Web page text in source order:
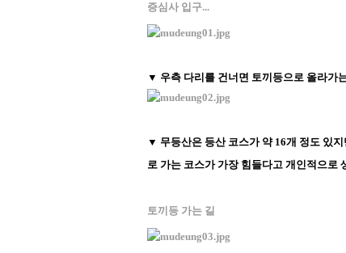
증심사 입구...
▼ 우측 다리를 건너면 토끼등으로 올라가
▼ 무등산은 등산 코스가 약 16개 정도 있
로 가는 코스가 가장 힘들다고 개인적으로
토끼등 가는 길